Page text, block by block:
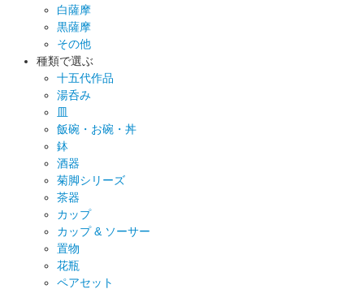
白薩摩
黒薩摩
その他
種類で選ぶ
十五代作品
湯呑み
皿
飯碗・お碗・丼
鉢
酒器
菊脚シリーズ
茶器
カップ
カップ & ソーサー
置物
花瓶
ペアセット